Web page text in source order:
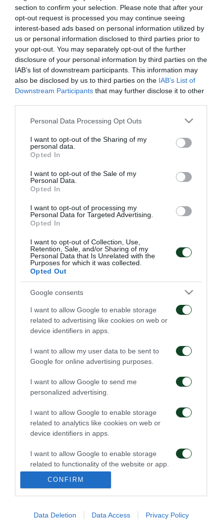
section to confirm your selection. Please note that after your
opt-out request is processed you may continue seeing
interest-based ads based on personal information utilized by
us or personal information disclosed to third parties prior to
your opt-out. You may separately opt-out of the further
disclosure of your personal information by third parties on the
IAB’s list of downstream participants. This information may
also be disclosed by us to third parties on the IAB’s List of
Downstream Participants that may further disclose it to other
Please note that this website/app uses one or more Google
not limited to your visit or usage behaviour. You may click to
grant or deny consent to Google and its third-party tags to
use your data for below specified purposes in below Google
consent section.
Personal Data Processing Opt Outs
I want to opt-out of the Sharing of my
personal data.
Opted In
I want to opt-out of the Sale of my
Personal Data.
Opted In
I want to opt-out of processing my
Personal Data for Targeted Advertising.
Opted In
I want to opt-out of Collection, Use,
Retention, Sale, and/or Sharing of my
Personal Data that Is Unrelated with the
Purposes for which it was collected.
Opted Out
Google consents
I want to allow Google to enable storage
related to advertising like cookies on web or
device identifiers in apps.
I want to allow my user data to be sent to
Google for online advertising purposes.
I want to allow Google to send me
personalized advertising.
I want to allow Google to enable storage
related to analytics like cookies on web or
device identifiers in apps.
I want to allow Google to enable storage
related to functionality of the website or app.
I want to allow Google to enable storage
related to personalization.
I want to allow Google to enable storage
CONFIRM
Data Deletion Data Access Privacy Policy
αριστερό δικέφαλο μηριαίο και διαπιστώθηκε
ικανοποιητική πρόοδος της επούλωσης στον μυικό
ιστό. Η εκτίμηση είναι ότι ο ποδοσφαιριστής θα
επανενταχθεί με την ομάδα σε μία εβδομάδα
περίπου. Πρωινή προπόνηση περιελάμβανε το
σημερινό πρόγραμμα. Όσοι αγωνίστηκαν στο
μεγαλύτερο μέρος του χθεσινού αγώνα έκαναν
αποθεραπεία και αποφόρτιση και οι υπόλοιποι
προθέρμανση, τρεξίματα και γυμναστήριο. Θεραπεία
ξεκίνησε ο Μουνιέ και ατομικό πρόγραμμα συνέχισε
επιστροφή στις προπονήσεις την Τετάρτη το πρωϊ.
Επιστροφή Τετέι στο «Γ.
Καλαφάτης»
Τακτική και κυκλοφορία
της μπάλας
Πρώτη προπόνηση για
τον Γκαρσία
Για την πρόκριση στη
05/08/2026